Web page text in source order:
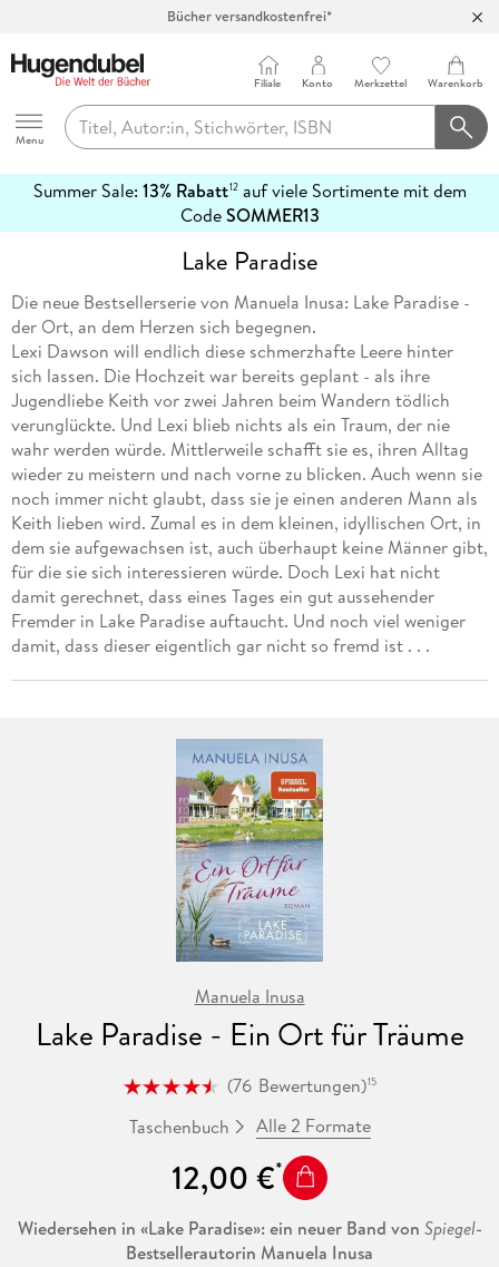
Bücher versandkostenfrei*
Abholung in über 100 Filialen
Hugendubel
Menu
Filiale Konto Merkzettel Warenkorb
Summer Sale: 13% Rabatt12auf viele Sortimente mit dem
CodeSOMMER13
erfahren
Lake Paradise
Die neue Bestsellerserie von Manuela Inusa: Lake Paradise -
der Ort, an dem Herzen sich begegnen.
Lexi Dawson will endlich diese schmerzhafte Leere hinter
sich lassen. Die Hochzeit war bereits geplant - als ihre
Jugendliebe Keith vor zwei Jahren beim Wandern tödlich
verunglückte. Und Lexi blieb nichts als ein Traum, der nie
wahr werden würde. Mittlerweile schafft sie es, ihren Alltag
wieder zu meistern und nach vorne zu blicken. Auch wenn sie
noch immer nicht glaubt, dass sie je einen anderen Mann als
Keith lieben wird. Zumal es in dem kleinen, idyllischen Ort, in
dem sie aufgewachsen ist, auch überhaupt keine Männer gibt,
für die sie sich interessieren würde. Doch Lexi hat nicht
damit gerechnet, dass eines Tages ein gut aussehender
Fremder in Lake Paradise auftaucht. Und noch viel weniger
damit, dass dieser eigentlich gar nicht so fremd ist . . .
Manuela Inusa
Lake Paradise - Ein Ort für Träume
(76 Bewertungen)15
Taschenbuch Alle 2 Formate
12,00 €
Wiedersehen in «Lake Paradise»: ein neuer Band von Spiegel-
Bestsellerautorin Manuela Inusa